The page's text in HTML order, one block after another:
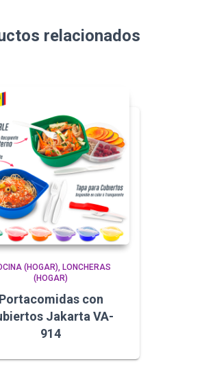
relacionados
(HOGAR)
LONCHERAS
(HOGAR)
Portacomidas con
Jakarta VA-
914